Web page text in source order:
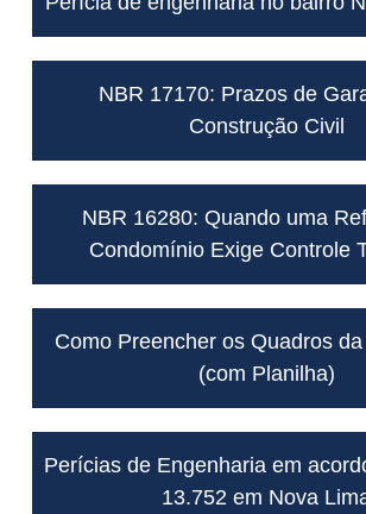
NBR 17170: Prazos de
Construção Civil
NBR 16280: Quando uma
Condomínio Exige Controle
Como Preencher os Quadros
(com Planilha)
Perícias de Engenharia em
13.752 em Nova